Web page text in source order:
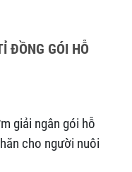
ĐỒNG GÓI HỖ
giải ngân gói hỗ
cho người nuôi